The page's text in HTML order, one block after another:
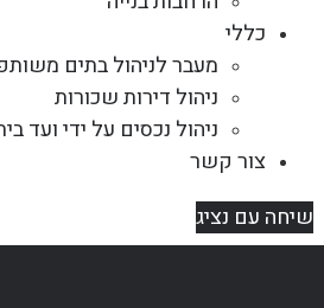
כללי
מעבר לניהול בתים
ניהול דירות שכורות
ניהול נכסים על ידי ועד
צור קשר
שיחה עם נציג